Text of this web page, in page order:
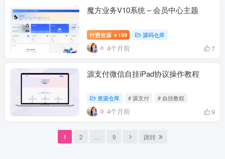
魔方业务V10系统 – 会员中心主题
付费资源 ￥ 199 源码仓库
4个月前 7
源支付微信自挂iPad协议操作教程
资源仓库 # 源支付 # 自挂教程
4个月前 9
1 2 9 跳转